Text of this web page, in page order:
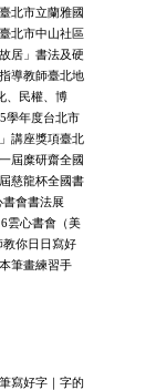
北市立蘭雅國
北市中山社區
居」書法及硬
導教師臺北地
、民權、博
學年度台北市
講座獎項臺北
屆糜研齋全國
慈龍杯全國書
會書法展
雲心書會（美
你日日寫好
筆畫練習手
寫好字｜字的